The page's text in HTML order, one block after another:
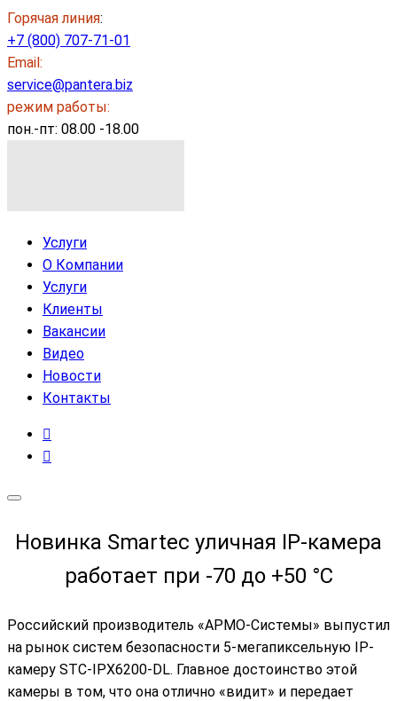
Горячая линия:
+7 (800) 707-71-01
Email:
service@pantera.biz
режим работы:
пон.-пт: 08.00 -18.00
Услуги
О Компании
Услуги
Клиенты
Вакансии
Видео
Новости
Контакты
Новинка Smartec уличная IP-камера
работает при -70 до +50 °C
Российский производитель «АРМО-Системы» выпустил
на рынок систем безопасности 5-мегапиксельную IP-
камеру STC-IPX6200-DL. Главное достоинство этой
камеры в том, что она отлично «видит» и передает